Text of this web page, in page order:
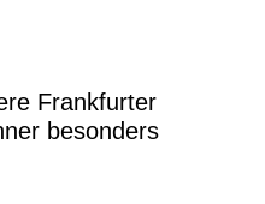
Frankfurter
besonders